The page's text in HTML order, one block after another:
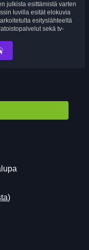
julkista esittämistä varten
luvilla esität elokuvia
esityslähteeltä
sekä tv-
)